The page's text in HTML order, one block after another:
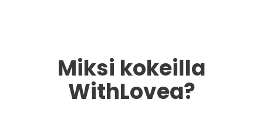
Miksi kokeilla
WithLovea?